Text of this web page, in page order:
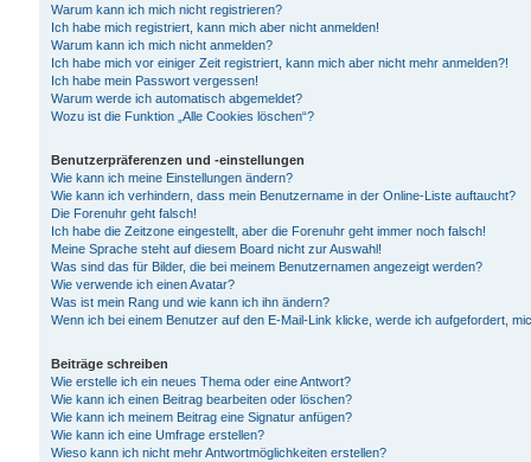
Warum kann ich mich nicht registrieren?
Ich habe mich registriert, kann mich aber nicht anmelden!
Warum kann ich mich nicht anmelden?
Ich habe mich vor einiger Zeit registriert, kann mich aber nicht mehr anmelden?!
Ich habe mein Passwort vergessen!
Warum werde ich automatisch abgemeldet?
Wozu ist die Funktion „Alle Cookies löschen“?
Benutzerpräferenzen und -einstellungen
Wie kann ich meine Einstellungen ändern?
Wie kann ich verhindern, dass mein Benutzername in der Online-Liste auftaucht?
Die Forenuhr geht falsch!
Ich habe die Zeitzone eingestellt, aber die Forenuhr geht immer noch falsch!
Meine Sprache steht auf diesem Board nicht zur Auswahl!
Was sind das für Bilder, die bei meinem Benutzernamen angezeigt werden?
Wie verwende ich einen Avatar?
Was ist mein Rang und wie kann ich ihn ändern?
Wenn ich bei einem Benutzer auf den E-Mail-Link klicke, werde ich aufgefordert,
Beiträge schreiben
Wie erstelle ich ein neues Thema oder eine Antwort?
Wie kann ich einen Beitrag bearbeiten oder löschen?
Wie kann ich meinem Beitrag eine Signatur anfügen?
Wie kann ich eine Umfrage erstellen?
Wieso kann ich nicht mehr Antwortmöglichkeiten erstellen?